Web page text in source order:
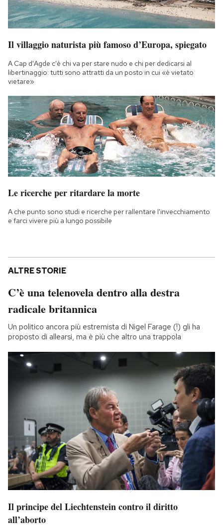
Il villaggio naturista più famoso d’Europa, spiegato
A Cap d'Agde c'è chi va per stare nudo e chi per dedicarsi al
libertinaggio: tutti sono attratti da un posto in cui «è vietato
vietare»
Le ricerche per ritardare la morte
A che punto sono studi e ricerche per rallentare l'invecchiamento
e farci vivere più a lungo possibile
ALTRE STORIE
C’è una telenovela dentro alla destra
radicale britannica
Un politico ancora più estremista di Nigel Farage (!) gli ha
proposto di allearsi, ma è più che altro una trappola
Il principe del Liechtenstein contro il diritto
all’aborto